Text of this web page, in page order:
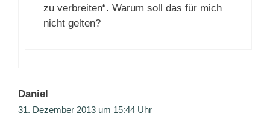
zu verbreiten“. Warum soll das für mich
nicht gelten?
Daniel
31. Dezember 2013 um 15:44 Uhr